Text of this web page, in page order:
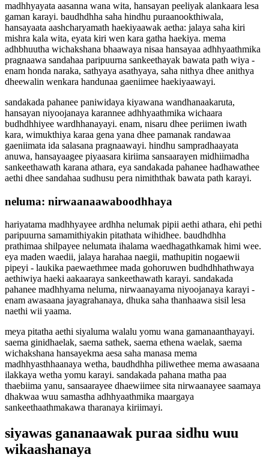
madhhyayata aasanna wana wita, hansayan peeliyak alankaara lesa
gaman karayi. baudhdhha saha hindhu puraanookthiwala,
hansayaata aashcharyamath haekiyaawak aetha: jalaya saha kiri
mishra kala wita, eyata kiri wen kara gatha haekiya. mema
adhbhuutha wichakshana bhaawaya nisaa hansayaa adhhyaathmika
pragnaawa sandahaa paripuurna sankeethayak bawata path wiya -
enam honda naraka, sathyaya asathyaya, saha nithya dhee anithya
dheewalin wenkara handunaa gaeniimee haekiyaawayi.
sandakada pahanee paniwidaya kiyawana wandhanaakaruta,
hansayan niyoojanaya karannee adhhyaathmika wichaara
budhdhhiyee wardhhanayayi. enam, nisaru dhee periimen iwath
kara, wimukthiya karaa gena yana dhee pamanak randawaa
gaeniimata ida salasana pragnaawayi. hindhu sampradhaayata
anuwa, hansayaagee piyaasara kiriima sansaarayen midhiimadha
sankeethawath karana athara, eya sandakada pahanee hadhawathee
aethi dhee sandahaa sudhusu pera nimiththak bawata path karayi.
neluma: nirwaanaawaboodhhaya
hariyatama madhhyayee ardhha nelumak pipii aethi athara, ehi pethi
paripuurna samamithiyakin pitathata wihidhee. baudhdhha
prathimaa shilpayee nelumata ihalama waedhagathkamak himi wee.
eya maden waedii, jalaya harahaa naegii, mathupitin nogaewii
pipeyi - laukika paewaethmee mada gohoruwen budhdhhathwaya
aethiwiya haeki aakaaraya sankeethawath karayi. sandakada
pahanee madhhyama neluma, nirwaanayama niyoojanaya karayi -
enam awasaana jayagrahanaya, dhuka saha thanhaawa sisil lesa
naethi wii yaama.
meya pitatha aethi siyaluma walalu yomu wana gamanaanthayayi.
saema ginidhaelak, saema sathek, saema ethena waelak, saema
wichakshana hansayekma aesa saha manasa mema
madhhyasthhaanaya wetha, baudhdhha piliwethee mema awasaana
ilakkaya wetha yomu karayi. sandakada pahana matha paa
thaebiima yanu, sansaarayee dhaewiimee sita nirwaanayee saamaya
dhakwaa wuu samastha adhhyaathmika maargaya
sankeethaathmakawa tharanaya kiriimayi.
siyawas gananaawak puraa sidhu wuu
wikaashanaya